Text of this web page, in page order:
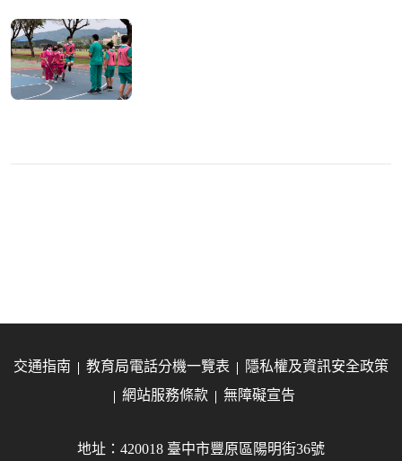
交通指南 教育局電話分機一覽表
隱私權及資訊安全政策
網站服務條款
無障礙宣告
地址：420018 臺中市豐原區陽明街36號